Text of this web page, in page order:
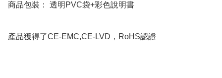
商品包裝： 透明PVC袋+彩色說明書
產品獲得了CE-EMC,CE-LVD，RoHS認證